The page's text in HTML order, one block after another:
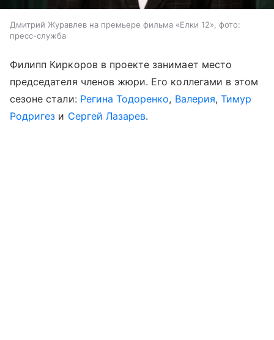
Дмитрий Журавлев на премьере фильма «Елки 12», фото:
пресс-служба
Филипп Киркоров в проекте занимает место
председателя членов жюри. Его коллегами в этом
сезоне стали: Регина Тодоренко, Валерия,Тимур
Родригез и Сергей Лазарев.